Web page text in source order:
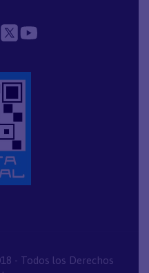
- Todos los Derechos